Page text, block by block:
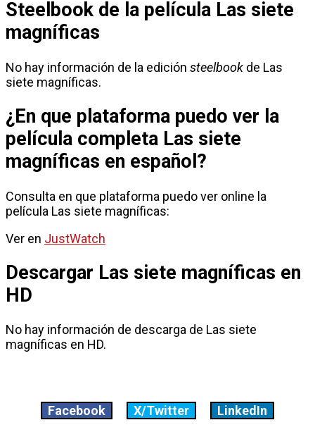
Steelbook de la película Las siete
magníficas
No hay información de la edición steelbook de Las
siete magníficas.
¿En que plataforma puedo ver la
película completa Las siete
magníficas en español?
Consulta en que plataforma puedo ver online la
película Las siete magníficas:
Ver en JustWatch
Descargar Las siete magníficas en
HD
No hay información de descarga de Las siete
magníficas en HD.
Facebook X/Twitter LinkedIn